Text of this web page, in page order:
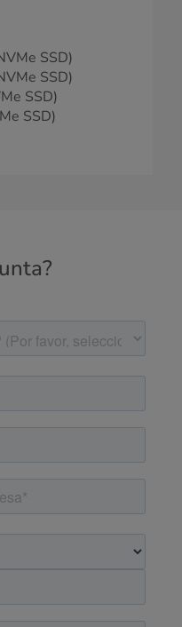
SSD)
SSD)
SSD)
SSD)